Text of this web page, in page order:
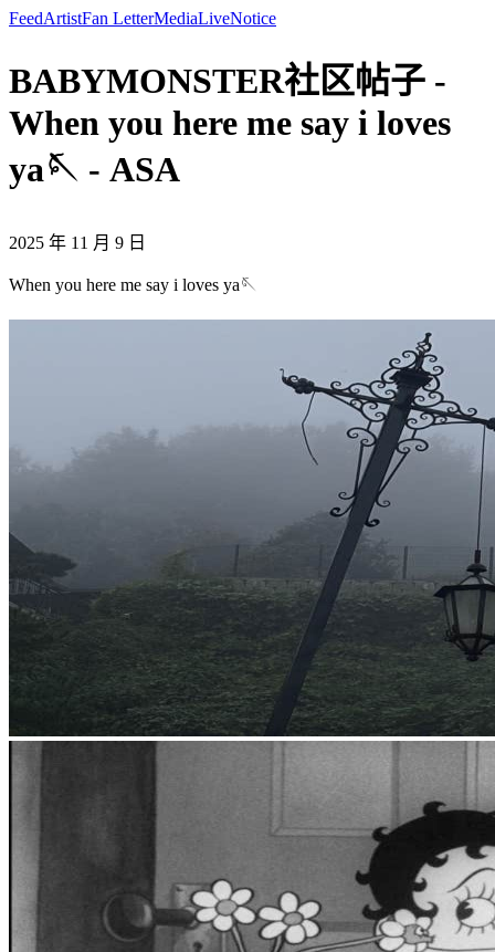
FeedArtistFan LetterMediaLiveNotice
BABYMONSTER社区帖子 -
When you here me say i loves
ya🪡 - ASA
2025 年 11 月 9 日
When you here me say i loves ya🪡